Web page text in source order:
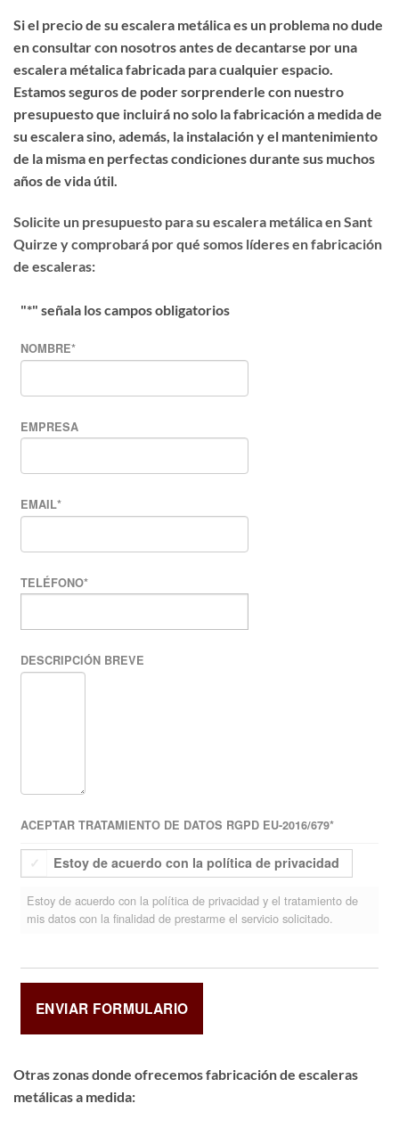
Si el precio de su escalera metálica es un problema no dude
en consultar con nosotros antes de decantarse por una
escalera métalica fabricada para cualquier espacio.
Estamos seguros de poder sorprenderle con nuestro
presupuesto que incluirá no solo la fabricación a medida de
su escalera sino, además, la instalación y el mantenimiento
de la misma en perfectas condiciones durante sus muchos
años de vida útil.
Solicite un presupuesto para su escalera metálica en Sant
Quirze y comprobará por qué somos líderes en fabricación
de escaleras:
"*" señala los campos obligatorios
NOMBRE*
EMPRESA
EMAIL*
TELÉFONO*
DESCRIPCIÓN BREVE
ACEPTAR TRATAMIENTO DE DATOS RGPD EU-2016/679*
Estoy de acuerdo con la política de privacidad
Estoy de acuerdo con la política de privacidad y el tratamiento de
mis datos con la finalidad de prestarme el servicio solicitado.
Otras zonas donde ofrecemos fabricación de escaleras
metálicas a medida: